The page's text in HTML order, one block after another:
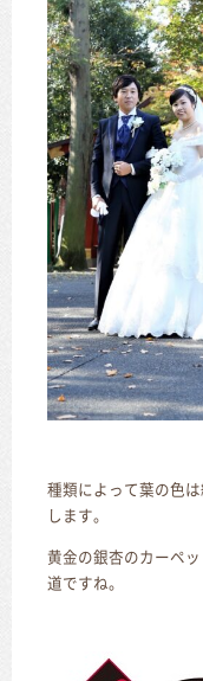
種類によって葉の色
します。
黄金の銀杏のカーペ
道ですね。